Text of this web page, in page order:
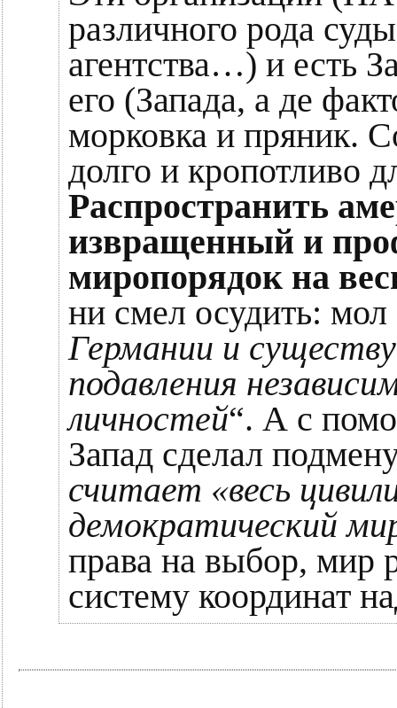
различного рода
агентства…) и есть
его (Запада, а де
морковка и пряник.
долго и кропотливо
Распространить
извращенный и
миропорядок на
ни смел осудить: мол
Германии и
подавления
личностей“. А с
Запад сделал
считает «весь
демократический
права на выбор, мир
систему координат